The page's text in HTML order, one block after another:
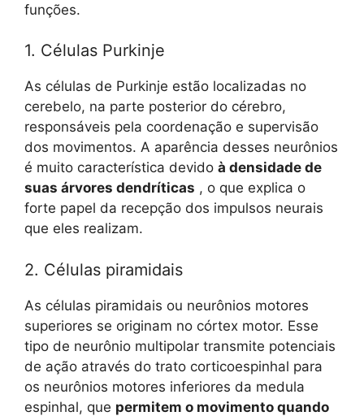
funções.
1. Células Purkinje
As células de Purkinje estão localizadas no
cerebelo, na parte posterior do cérebro,
responsáveis ​​pela coordenação e supervisão
dos movimentos. A aparência desses neurônios
é muito característica devido à densidade de
suas árvores dendríticas , o que explica o
forte papel da recepção dos impulsos neurais
que eles realizam.
2. Células piramidais
As células piramidais ou neurônios motores
superiores se originam no córtex motor. Esse
tipo de neurônio multipolar transmite potenciais
de ação através do trato corticoespinhal para
os neurônios motores inferiores da medula
espinhal, que permitem o movimento quando